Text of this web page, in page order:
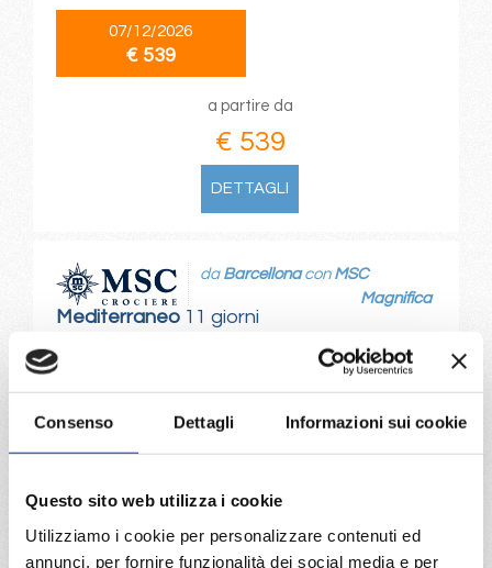
Consenso Dettagli Informazioni sui cookie
Questo sito web utilizza i cookie
Utilizziamo i cookie per personalizzare contenuti ed
annunci, per fornire funzionalità dei social media e per
07/12/2026
€ 539
a partire da
€ 539
DETTAGLI
Mediterraneo11 giorni
da Barcellonacon MSC
Magnifica
Barcellona, Siviglia (cadice), Casablanca, Malaga,
a partire da